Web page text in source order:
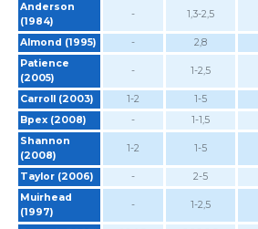
Anderson
(1984)
- 1,3-2,5
Almond (1995) - 2,8
Patience
(2005)
- 1-2,5
Carroll (2003) 1-2 1-5
Bpex (2008)
- 1-1,5
Shannon
(2008)
1-2 1-5
Taylor (2006) - 2-5
Muirhead
(1997)
- 1-2,5